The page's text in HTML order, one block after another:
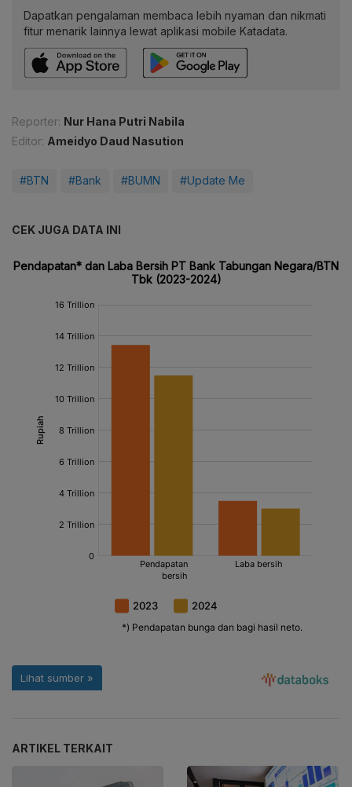
Dapatkan pengalaman membaca lebih nyaman dan nikmati
fitur menarik lainnya lewat aplikasi mobile Katadata.
Reporter: Nur Hana Putri Nabila
Editor: Ameidyo Daud Nasution
#BTN #Bank #BUMN #Update Me
CEK JUGA DATA INI
ARTIKEL TERKAIT